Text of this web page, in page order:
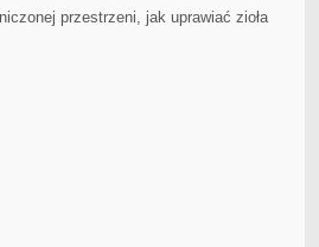
przestrzeni, jak uprawiać zioła